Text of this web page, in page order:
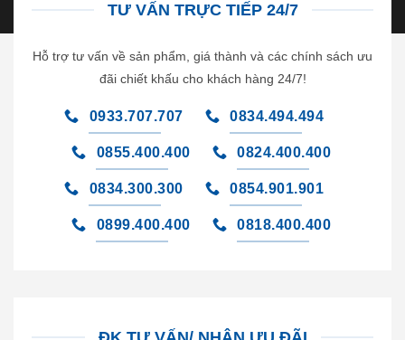
TƯ VẤN TRỰC TIẾP 24/7
Hỗ trợ tư vấn về sản phẩm, giá thành và các chính sách ưu
đãi chiết khấu cho khách hàng 24/7!
0933.707.707 0834.494.494
0855.400.400 0824.400.400
0834.300.300 0854.901.901
0899.400.400 0818.400.400